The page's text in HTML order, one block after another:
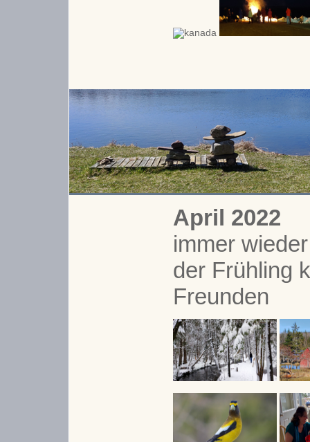
April 2022
immer
der Frühling
Freunden